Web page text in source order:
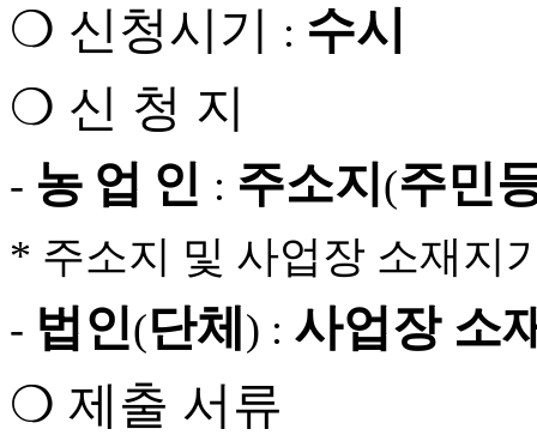
❍ 신청시기 : 수시
❍ 신 청 지
- 농 업 인 : 주소지 (주민
* 주소지 및 사업장 소재지
- 법인(단체 ) : 사업장 소
❍ 제출 서류